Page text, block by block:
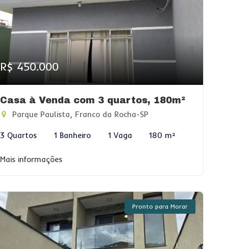
R$ 450.000
Casa à Venda com 3 quartos, 180m²
Parque Paulista, Franco da Rocha-SP
3 Quartos 1 Banheiro 1 Vaga 180 m²
Mais informações
Pronto para Morar